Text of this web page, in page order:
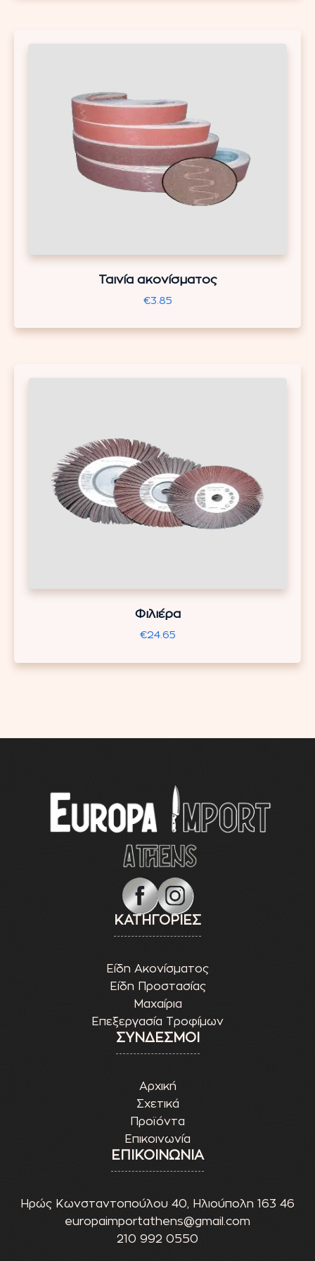
Ταινία ακονίσματος
€3.85
Φιλιέρα
€24.65
ΚΑΤΗΓΟΡΙΕΣ
Είδη Ακονίσματος
Είδη Προστασίας
Μαχαίρια
Επεξεργασία Τροφίμων
ΣΥΝΔΕΣΜΟΙ
Αρχική
Σχετικά
Προϊόντα
Επικοινωνία
ΕΠΙΚΟΙΝΩΝΙΑ
Ηρώς Κωνσταντοπούλου 40, Ηλιούπολη 163 46
europaimportathens@gmail.com
210 992 0550